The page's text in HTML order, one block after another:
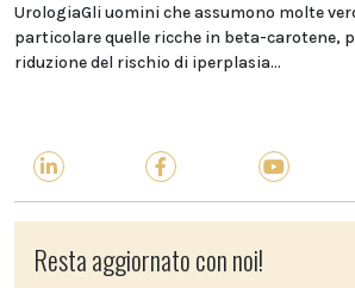
UrologiaGli uomini che assumono molte
particolare quelle ricche in beta-carotene,
riduzione del rischio di iperplasia...
Resta aggiornato con noi!